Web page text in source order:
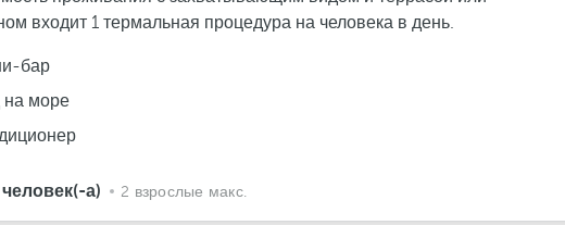
входит 1 термальная процедура на человека в день.
бар
на море
а) 2 взрослые макс.